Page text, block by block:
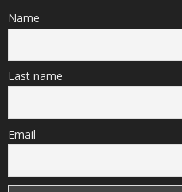
Name
Last name
Email